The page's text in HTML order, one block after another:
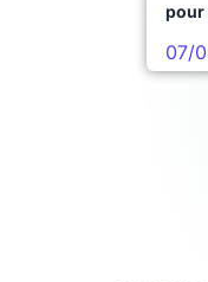
pour
07/